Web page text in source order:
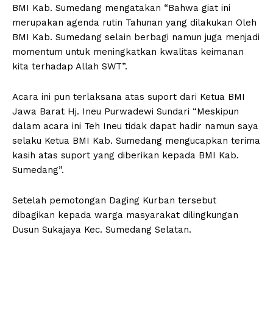
BMI Kab. Sumedang mengatakan “Bahwa giat ini
merupakan agenda rutin Tahunan yang dilakukan Oleh
BMI Kab. Sumedang selain berbagi namun juga menjadi
momentum untuk meningkatkan kwalitas keimanan
kita terhadap Allah SWT”.
Acara ini pun terlaksana atas suport dari Ketua BMI
Jawa Barat Hj. Ineu Purwadewi Sundari “Meskipun
dalam acara ini Teh Ineu tidak dapat hadir namun saya
selaku Ketua BMI Kab. Sumedang mengucapkan terima
kasih atas suport yang diberikan kepada BMI Kab.
Sumedang”.
Setelah pemotongan Daging Kurban tersebut
dibagikan kepada warga masyarakat dilingkungan
Dusun Sukajaya Kec. Sumedang Selatan.